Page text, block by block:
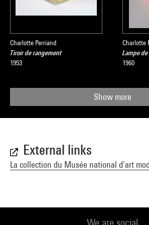
Charlotte Perriand
Tiroir de rangement
1953
Charlotte
Lampe
1960
Show more
External links
La collection du Musée national d’art